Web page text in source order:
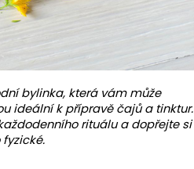
bylinka, která vám může
ideální k přípravě čajů a tinktur.
rituálu a dopřejte si